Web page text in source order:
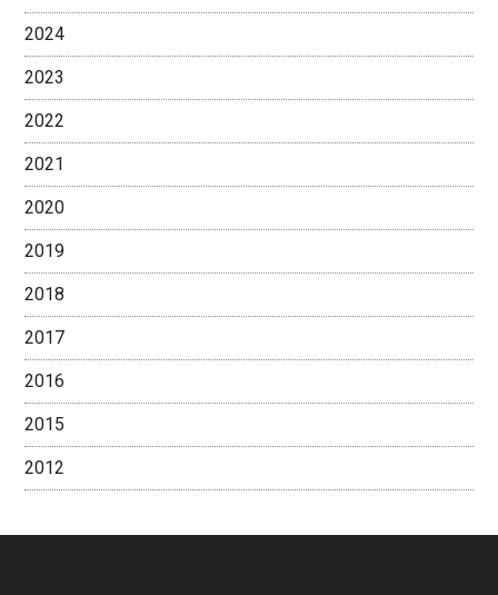
2024
2023
2022
2021
2020
2019
2018
2017
2016
2015
2012